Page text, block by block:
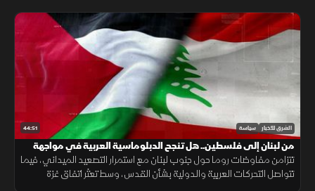
44:51 الشرق للأخبار سياسة
من لبنان إلى فلسطين.. هل تنجح الدبلوماسية العربية في مواجهة
التصعيد الإسرائيلي؟
تتزامن مفاوضات روما حول جنوب لبنان مع استمرار التصعيد الميداني، فيما
تتواصل التحركات العربية والدولية بشأن القدس، وسط تعثر اتفاق غزة